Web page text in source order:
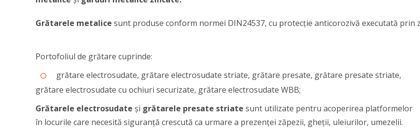
Grătarele metalice sunt produse conform normei DIN24537, cu protecție anticorozivă executată prin
Portofoliul de grătare cuprinde:
grătare electrosudate, grătare electrosudate striate, grătare presate, grătare presate striate,
grătare electrosudate cu ochiuri securizate, grătare electrosudate WBB;
Grătarele electrosudate și grătarele presate striate sunt utilizate pentru acoperirea platformelor
în locurile care necesită siguranţă crescută ca urmare a prezenţei zăpezii, gheţii, uleiurilor, umezelii.